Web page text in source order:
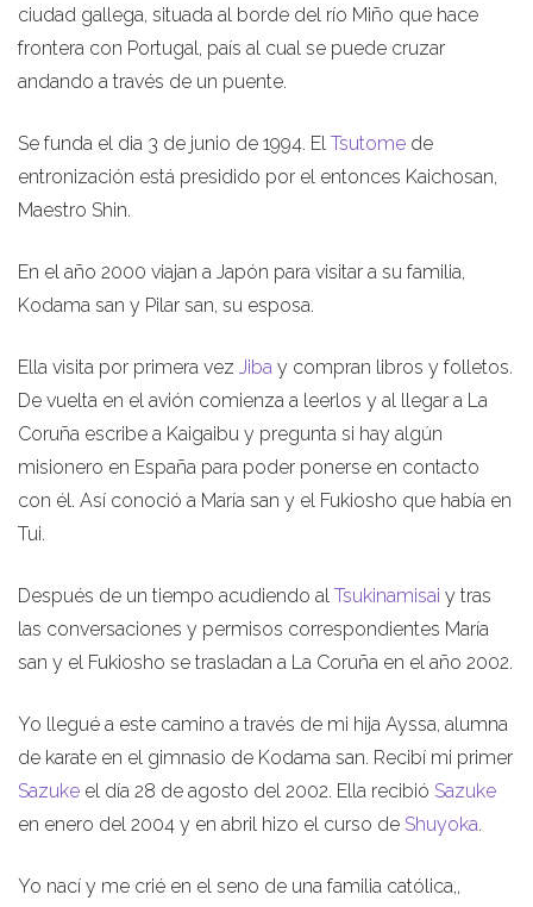
ciudad gallega, situada al borde del río Miño que hace
frontera con Portugal, país al cual se puede cruzar
andando a través de un puente.
Se funda el dia 3 de junio de 1994. El Tsutome de
entronización está presidido por el entonces Kaichosan,
Maestro Shin.
En el año 2000 viajan a Japón para visitar a su familia,
Kodama san y Pilar san, su esposa.
Ella visita por primera vez Jiba y compran libros y folletos.
De vuelta en el avión comienza a leerlos y al llegar a La
Coruña escribe a Kaigaibu y pregunta si hay algún
misionero en España para poder ponerse en contacto
con él. Así conoció a María san y el Fukiosho que había en
Tui.
Después de un tiempo acudiendo al Tsukinamisai y tras
las conversaciones y permisos correspondientes María
san y el Fukiosho se trasladan a La Coruña en el año 2002.
Yo llegué a este camino a través de mi hija Ayssa, alumna
de karate en el gimnasio de Kodama san. Recibí mi primer
Sazuke el día 28 de agosto del 2002. Ella recibió Sazuke
en enero del 2004 y en abril hizo el curso de Shuyoka.
Yo nací y me crié en el seno de una familia católica,,